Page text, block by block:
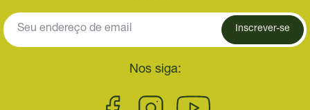
Inscrever-se
Nos siga: